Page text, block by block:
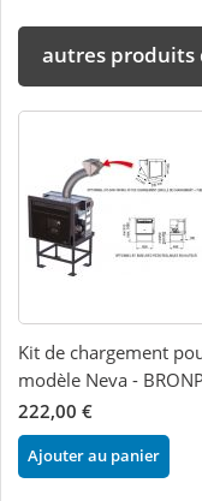
autres produits
Kit de chargement
modèle Neva -
222,00 €
Ajouter au panier